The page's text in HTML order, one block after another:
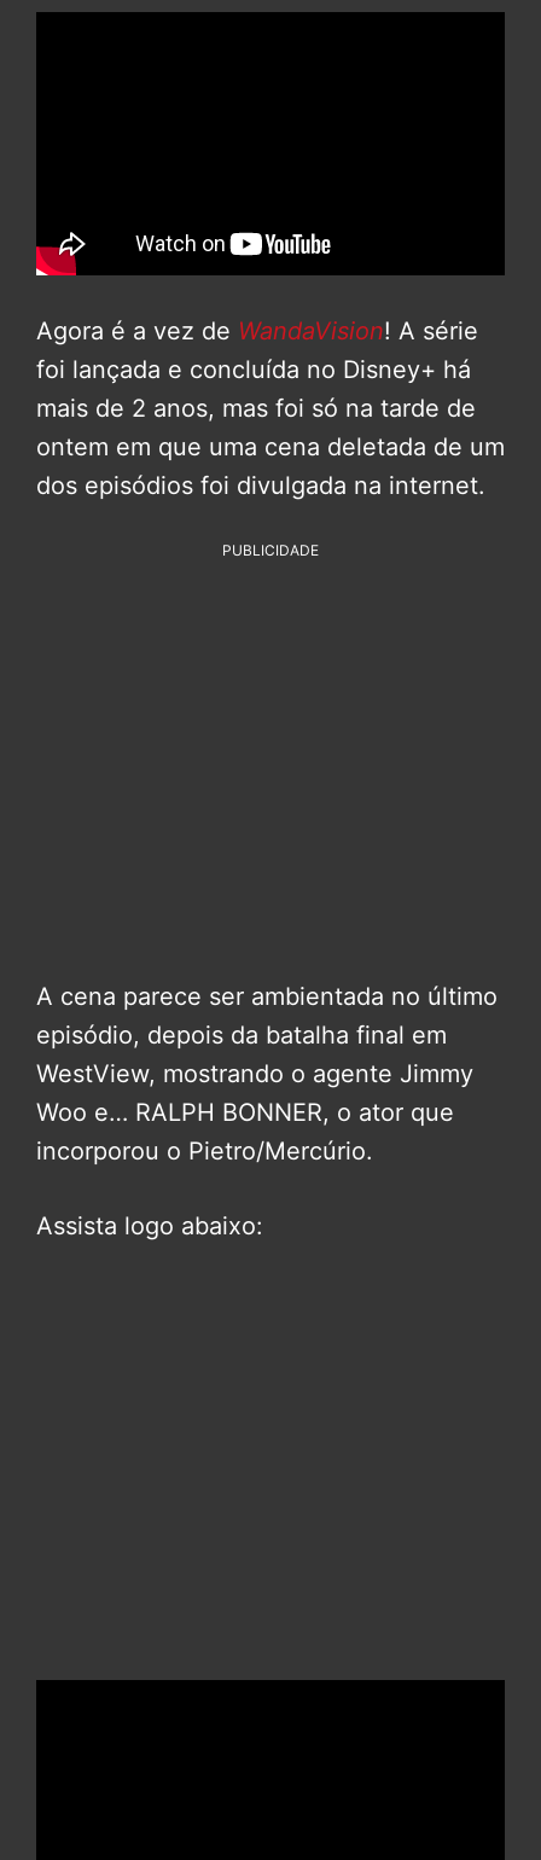
Agora é a vez de WandaVision! A série
foi lançada e concluída no Disney+ há
mais de 2 anos, mas foi só na tarde de
ontem em que uma cena deletada de um
dos episódios foi divulgada na internet.
PUBLICIDADE
A cena parece ser ambientada no último
episódio, depois da batalha final em
WestView, mostrando o agente Jimmy
Woo e… RALPH BONNER, o ator que
incorporou o Pietro/Mercúrio.
Assista logo abaixo: